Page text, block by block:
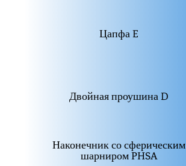
Цапфа E
Двойная проушина D
Наконечник со сферическим
шарниром PHSA